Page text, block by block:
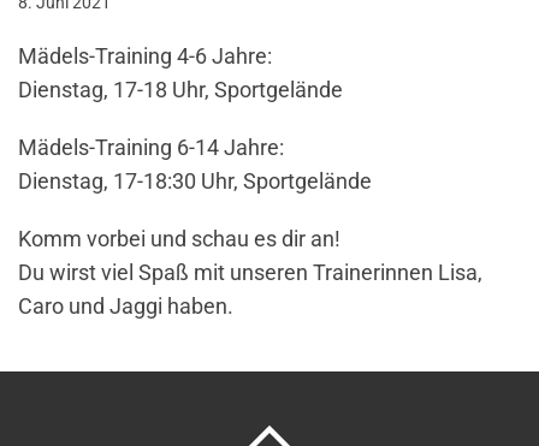
Mädels-Training 4-6 Jahre:
Dienstag, 17-18 Uhr, Sportgelände
Mädels-Training 6-14 Jahre:
Dienstag, 17-18:30 Uhr, Sportgelände
Komm vorbei und schau es dir an!
Du wirst viel Spaß mit unseren Trainerinnen Lisa,
Caro und Jaggi haben.